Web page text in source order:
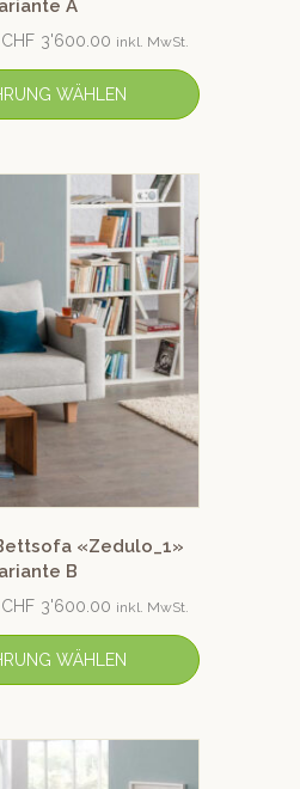
A
CHF 3'600.00 inkl. MwSt.
WÄHLEN
«Zedulo_1»
B
CHF 3'600.00 inkl. MwSt.
WÄHLEN